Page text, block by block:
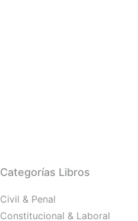
Categorías Libros
Civil & Penal
Constitucional & Laboral